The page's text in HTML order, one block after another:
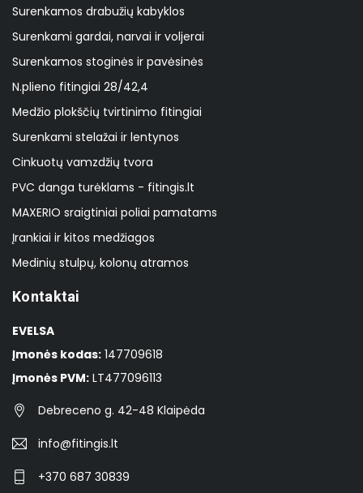
Surenkamos drabužių kabyklos
Surenkami gardai, narvai ir voljerai
Surenkamos stoginės ir pavėsinės
N.plieno fitingiai 28/42,4
Medžio plokščių tvirtinimo fitingiai
Surenkami stelažai ir lentynos
Cinkuotų vamzdžių tvora
PVC danga turėklams - fitingis.lt
MAXERIO sraigtiniai poliai pamatams
Įrankiai ir kitos medžiagos
Medinių stulpų, kolonų atramos
Kontaktai
EVELSA
Įmonės kodas: 147709618
Įmonės PVM: LT477096113
Debreceno g. 42-48 Klaipėda
info@fitingis.lt
+370 687 30839